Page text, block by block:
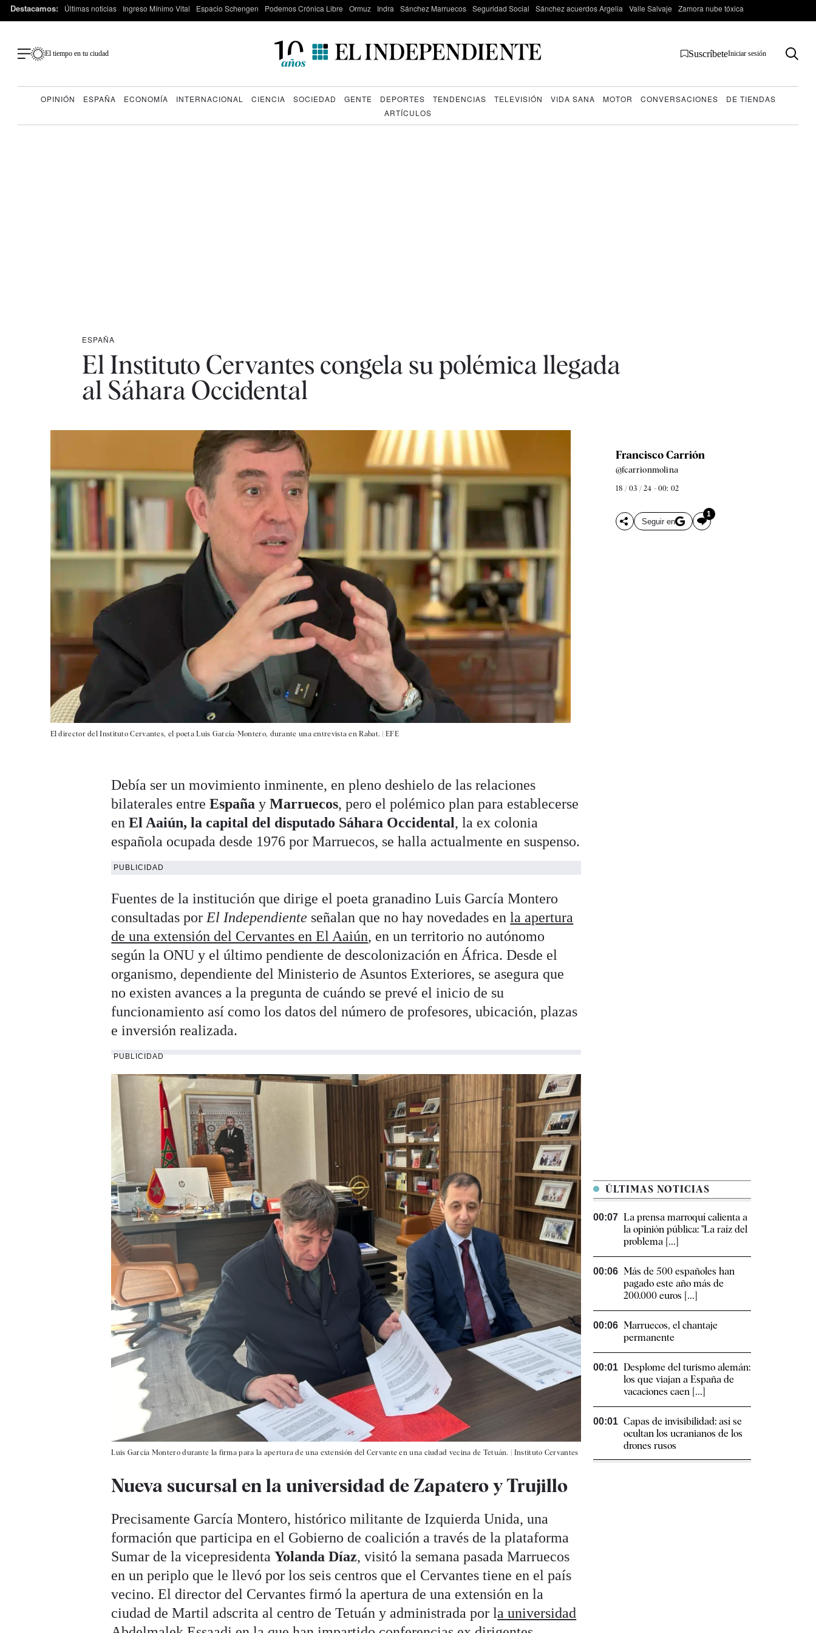
Destacamos: Últimas noticias Ingreso Mínimo Vital Espacio Schengen Podemos Crónica Libre Ormuz Indra Sánchez Marruecos Seguridad Social Sánchez acuerdos Argelia Valle Salvaje Zamora nube tóxica
El tiempo en tu ciudad SuscríbeteIniciar sesión
OPINIÓN ESPAÑA ECONOMÍA INTERNACIONAL CIENCIA SOCIEDAD GENTE DEPORTES TENDENCIAS TELEVISIÓN VIDA SANA MOTOR CONVERSACIONES
DE TIENDAS
ARTÍCULOS
ESPAÑA
El Instituto Cervantes congela su polémica llegada
al Sáhara Occidental
El director del Instituto Cervantes, el poeta Luis García-Montero, durante una entrevista en Rabat. |EFE
Francisco Carrión
@fcarrionmolina
18 / 03 / 24 - 00: 02
Seguir en
1
Debía ser un movimiento inminente, en pleno deshielo de las relaciones
bilaterales entreEspaña yMarruecos, pero el polémico plan para establecerse
enEl Aaiún, la capital del disputado Sáhara Occidental , la ex colonia
española ocupada desde 1976 por Marruecos, se halla actualmente en suspenso.
PUBLICIDAD
Fuentes de la institución que dirige el poeta granadino Luis García Montero
consultadas por El Independiente señalan que no hay novedades enla apertura
de una extensión del Cervantes en El Aaiún, en un territorio no autónomo
según la ONU y el último pendiente de descolonización en África. Desde el
organismo, dependiente del Ministerio de Asuntos Exteriores, se asegura que
no existen avances a la pregunta de cuándo se prevé el inicio de su
funcionamiento así como los datos del número de profesores, ubicación, plazas
e inversión realizada.
PUBLICIDAD
Luis García Montero durante la firma para la apertura de una extensión del Cervante en una ciudad vecina de Tetuán. | Instituto Cervantes
Nueva sucursal en la universidad de Zapatero y Trujillo
Precisamente García Montero, histórico militante de Izquierda Unida, una
formación que participa en el Gobierno de coalición a través de la plataforma
Sumar de la vicepresidentaYolanda Díaz, visitó la semana pasada Marruecos
en un periplo que le llevó por los seis centros que el Cervantes tiene en el país
vecino. El director del Cervantes firmó la apertura de una extensión en la
ciudad de Martil adscrita al centro de Tetuán y administrada por la universidad
ÚLTIMAS NOTICIAS
00:07 La prensa marroquí calienta a
la opinión pública: "La raíz del
problema [...]
00:06 Más de 500 españoles han
pagado este año más de
200.000 euros [...]
00:06 Marruecos, el chantaje
permanente
00:01 Desplome del turismo alemán:
los que viajan a España de
vacaciones caen [...]
00:01 Capas de invisibilidad: así se
ocultan los ucranianos de los
drones rusos